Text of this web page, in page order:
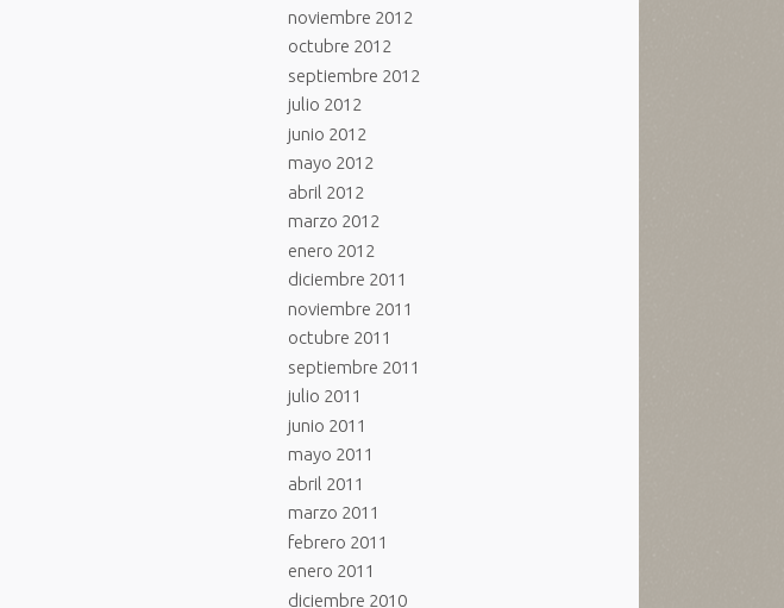
noviembre 2012
octubre 2012
septiembre 2012
julio 2012
junio 2012
mayo 2012
abril 2012
marzo 2012
enero 2012
diciembre 2011
noviembre 2011
octubre 2011
septiembre 2011
julio 2011
junio 2011
mayo 2011
abril 2011
marzo 2011
febrero 2011
enero 2011
diciembre 2010